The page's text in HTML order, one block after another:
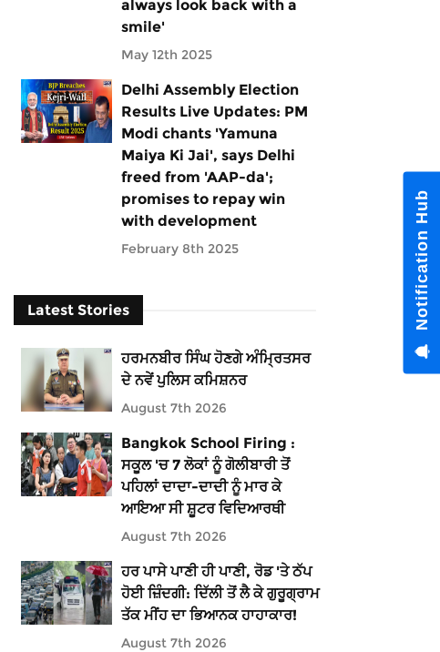
always look back with a
smile'
May 12th 2025
Delhi Assembly Election
Results Live Updates: PM
Modi chants 'Yamuna
Maiya Ki Jai', says Delhi
freed from 'AAP-da';
promises to repay win
with development
February 8th 2025
Latest Stories
ਹਰਮਨਬੀਰ ਸਿੰਘ ਹੋਣਗੇ ਅੰਮ੍ਰਿਤਸਰ
ਦੇ ਨਵੇਂ ਪੁਲਿਸ ਕਮਿਸ਼ਨਰ
August 7th 2026
Bangkok School Firing :
ਸਕੂਲ 'ਚ 7 ਲੋਕਾਂ ਨੂੰ ਗੋਲੀਬਾਰੀ ਤੋਂ
ਪਹਿਲਾਂ ਦਾਦਾ-ਦਾਦੀ ਨੂੰ ਮਾਰ ਕੇ
ਆਇਆ ਸੀ ਸ਼ੂਟਰ ਵਿਦਿਆਰਥੀ
August 7th 2026
ਹਰ ਪਾਸੇ ਪਾਣੀ ਹੀ ਪਾਣੀ, ਰੋਡ 'ਤੇ ਠੱਪ
ਹੋਈ ਜ਼ਿੰਦਗੀ: ਦਿੱਲੀ ਤੋਂ ਲੈ ਕੇ ਗੁਰੂਗ੍ਰਾਮ
ਤੱਕ ਮੀਂਹ ਦਾ ਭਿਆਨਕ ਹਾਹਾਕਾਰ!
August 7th 2026
Notification Hub